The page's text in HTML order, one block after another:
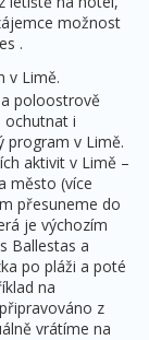
možnost
.
v Limě.
poloostrově
ochutnat i
program v Limě.
aktivit v Limě –
město (více
přesuneme do
je výchozím
Ballestas a
po pláži a poté
na
z
vrátíme na